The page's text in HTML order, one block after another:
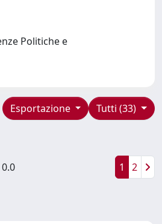
Politiche e
Tutti (33)
Esportazione
1 2